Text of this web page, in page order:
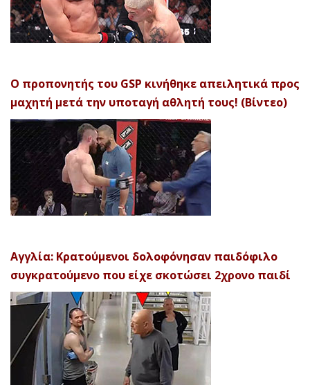
Ο προπονητής του GSP κινήθηκε απειλητικά προς
μαχητή μετά την υποταγή αθλητή τους! (Βίντεο)
Αγγλία: Κρατούμενοι δολοφόνησαν παιδόφιλο
συγκρατούμενο που είχε σκοτώσει 2χρονο παιδί